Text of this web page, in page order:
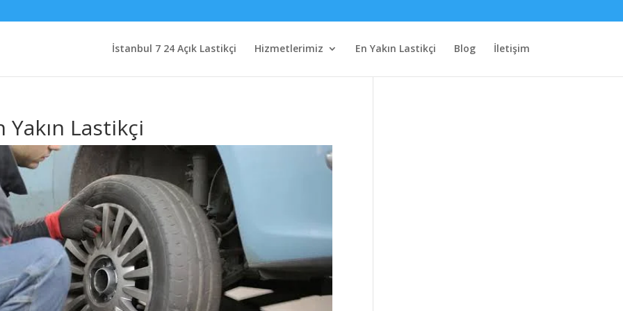
İstanbul 7 24 Açık Lastikçi Hizmetlerimiz En Yakın Lastikçi Blog İletişim
Yakın Lastikçi